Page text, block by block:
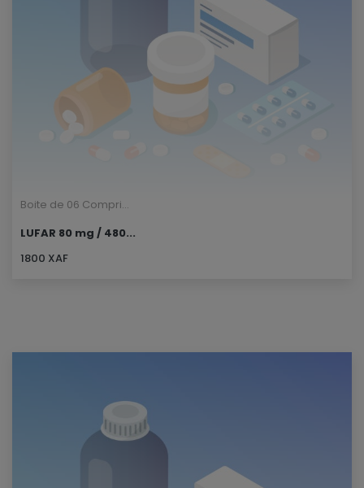
Boite de 06 Compri...
LUFAR 80 mg / 480...
1800 XAF